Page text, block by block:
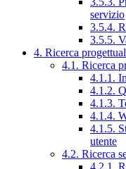
servizio
3.5.4.
3.5.5.
4. Ricerca
4.1. Ricerca
4.1.1.
4.1.2.
4.1.3.
4.1.4.
4.1.5.
utente
4.2. Ricerca
4.2.1.